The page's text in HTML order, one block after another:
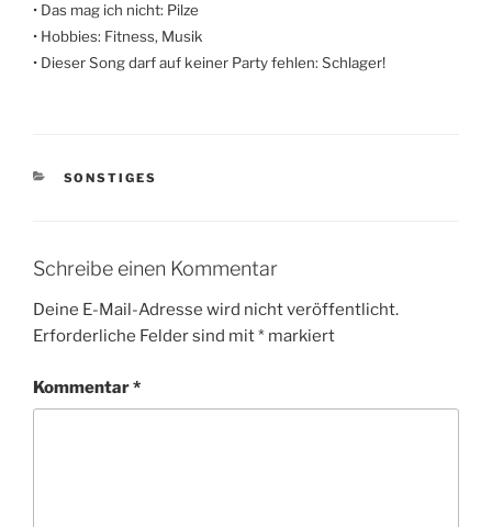
• Das mag ich nicht: Pilze
• Hobbies: Fitness, Musik
• Dieser Song darf auf keiner Party fehlen: Schlager!
KATEGORIEN
SONSTIGES
Schreibe einen Kommentar
Deine E-Mail-Adresse wird nicht veröffentlicht.
Erforderliche Felder sind mit* markiert
Kommentar*